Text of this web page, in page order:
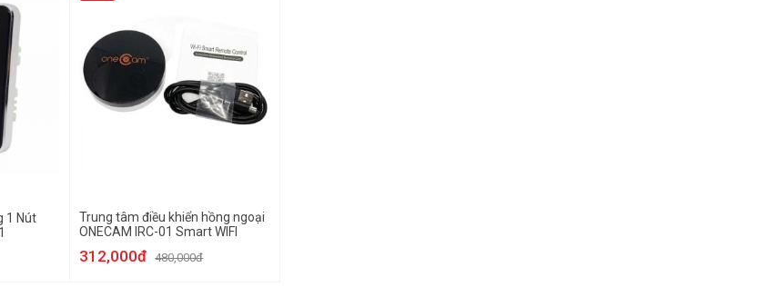
1 Nút
Trung tâm điều khiển hồng ngoại
ONECAM IRC-01 Smart WIFI
312,000đ 480,000đ